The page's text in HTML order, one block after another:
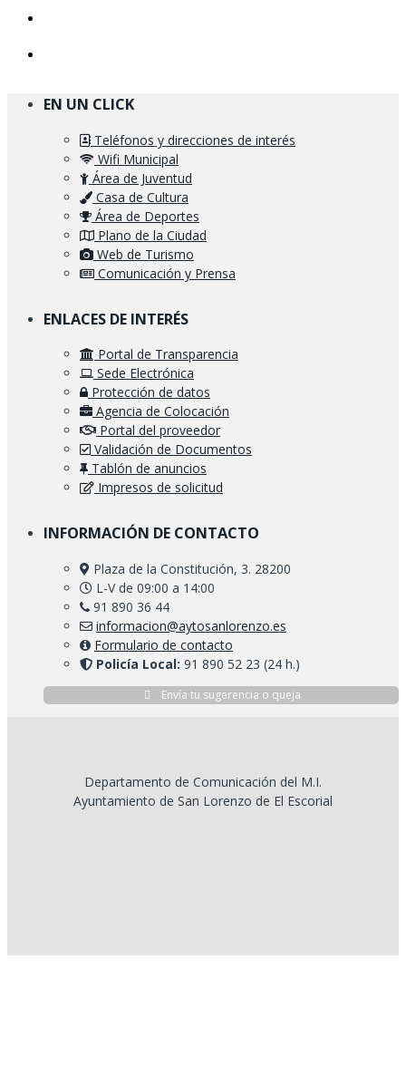
EN UN CLICK
Teléfonos y direcciones de interés
Wifi Municipal
Área de Juventud
Casa de Cultura
Área de Deportes
Plano de la Ciudad
Web de Turismo
Comunicación y Prensa
ENLACES DE INTERÉS
Portal de Transparencia
Sede Electrónica
Protección de datos
Agencia de Colocación
Portal del proveedor
Validación de Documentos
Tablón de anuncios
Impresos de solicitud
INFORMACIÓN DE CONTACTO
Plaza de la Constitución, 3. 28200
L-V de 09:00 a 14:00
91 890 36 44
informacion@aytosanlorenzo.es
Formulario de contacto
Policía Local: 91 890 52 23 (24 h.)
Envía tu sugerencia o queja
Departamento de Comunicación del M.I.
Ayuntamiento de San Lorenzo de El Escorial